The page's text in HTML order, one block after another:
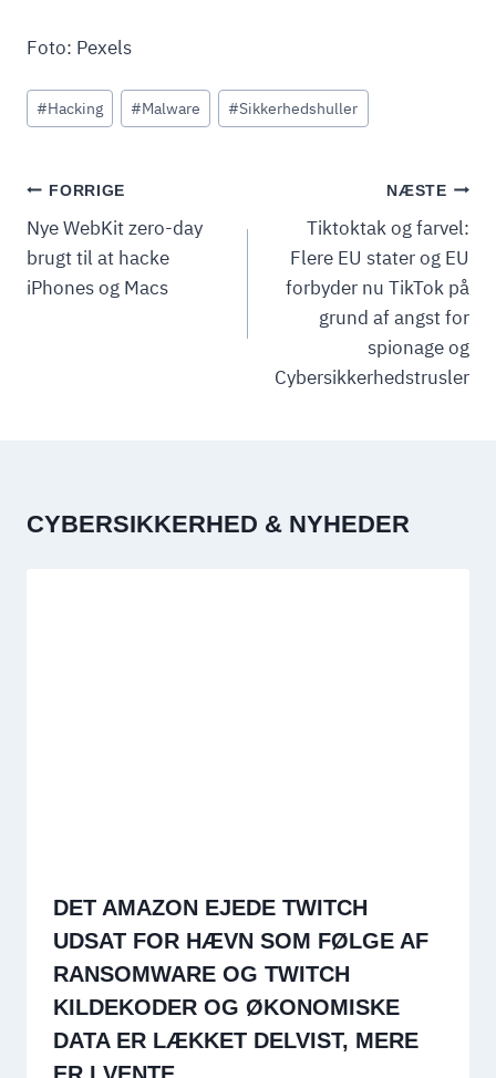
Foto: Pexels
Indlæg-
tags:
#Hacking #Malware #Sikkerhedshuller
INDLÆGSNAVIGATION
FORRIGE
Nye WebKit zero-day
brugt til at hacke
iPhones og Macs
NÆSTE
Tiktoktak og farvel:
Flere EU stater og EU
forbyder nu TikTok på
grund af angst for
spionage og
Cybersikkerhedstrusler
CYBERSIKKERHED & NYHEDER
DET AMAZON EJEDE TWITCH
UDSAT FOR HÆVN SOM FØLGE AF
RANSOMWARE OG TWITCH
KILDEKODER OG ØKONOMISKE
DATA ER LÆKKET DELVIST, MERE